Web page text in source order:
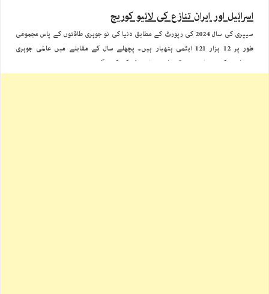
اسرائیل اور ایران تنازع کی لائیو کوریج
سیپری کی سال 2024 کی رپورٹ کے مطابق دنیا کی نو جوہری طاقتوں کے پاس مجموعی
طور پر 12 ہزار 121 ایٹمی ہتھیار ہیں۔ پچھلے سال کے مقابلے میں عالمی جوہری
ہتھیاروں کی تعداد میں تقریبا 390 وار ہیذز کی کمی آئی ہے۔